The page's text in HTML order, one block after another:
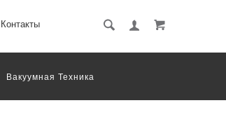
Контакты
Вакуумная Техника